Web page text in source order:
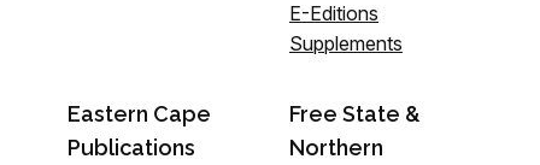
E-Editions
Supplements
Eastern Cape
Publications
Free State &
Northern